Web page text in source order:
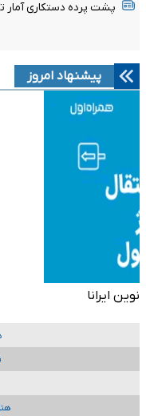
پشت پرده دستکاری آمار
پیشنهاد امروز
نوین ایرانا